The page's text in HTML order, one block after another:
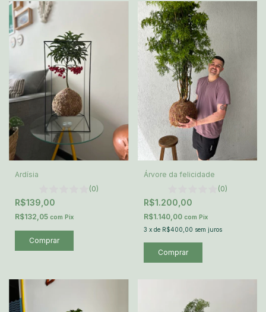
Ardísia
(0)
R$139,00
R$132,05 com Pix
Árvore da felicidade
(0)
R$1.200,00
R$1.140,00 com Pix
3 x de R$400,00 sem juros